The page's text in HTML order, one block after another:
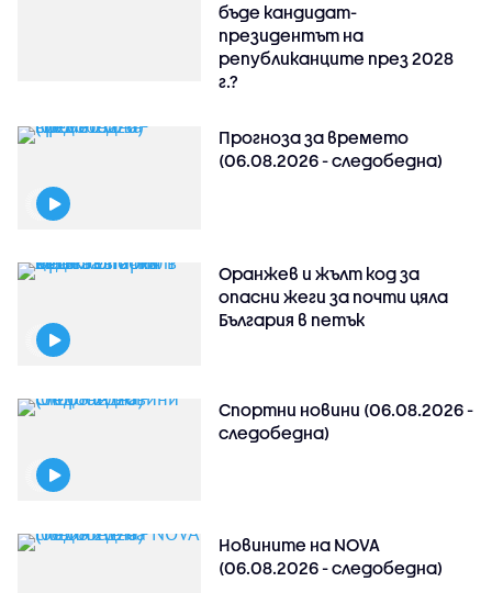
бъде кандидат-
президентът на
републиканците през 2028
г.?
Прогноза за времето
(06.08.2026 - следобедна)
Оранжев и жълт код за
опасни жеги за почти цяла
България в петък
Спортни новини (06.08.2026 -
следобедна)
Новините на NOVA
(06.08.2026 - следобедна)